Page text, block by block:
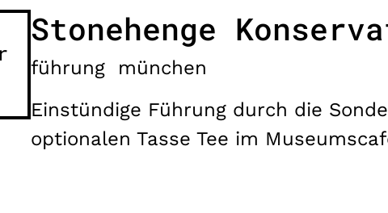
Stonehenge
führung
münchen
Einstündige Führung durch die
optionalen Tasse Tee im